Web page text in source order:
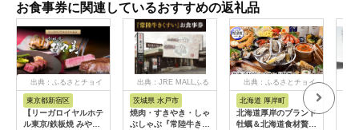
お食事券に関連しているおすすめの返礼品
出典：ふるさとチョイ
東京都新宿区
【リーガロイヤルホテ
ル東京/鉄板焼 みや
出典：JRE MALLふる
さと納税
茨城県 水戸市
焼肉・すきやき・しゃ
ぶしゃぶ『常陸牛きく
出典：ふるさとチョイ
北海道 厚岸町
北海道厚岸のブランド
牡蠣＆北海道食材贅沢